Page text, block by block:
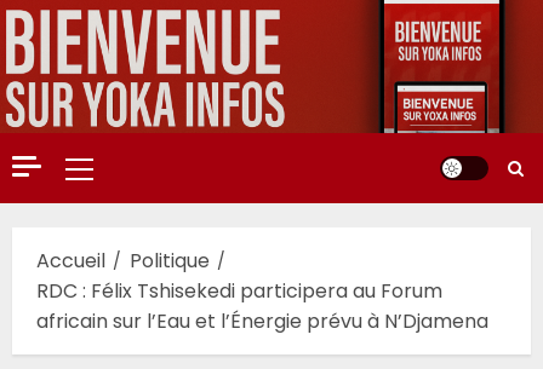
Aller
au
contenu
Menu
principal
Accueil
Politique
RDC : Félix Tshisekedi participera au Forum
africain sur l’Eau et l’Énergie prévu à N’Djamena